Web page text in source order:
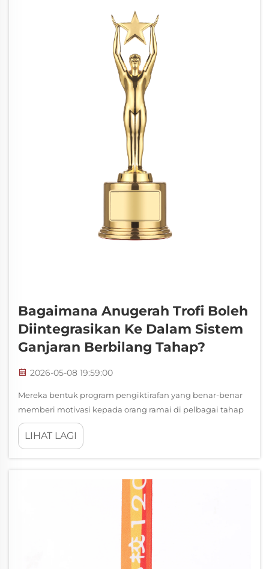
Bagaimana Anugerah Trofi Boleh
Diintegrasikan Ke Dalam Sistem
Ganjaran Berbilang Tahap?
2026-05-08 19:59:00
Mereka bentuk program pengiktirafan yang benar-benar
memberi motivasi kepada orang ramai di pelbagai tahap
prestasi memerlukan lebih daripada sekadar memberikan
satu hadiah pada akhir tahun. Sistem ganjaran berbilang
LIHAT LAGI